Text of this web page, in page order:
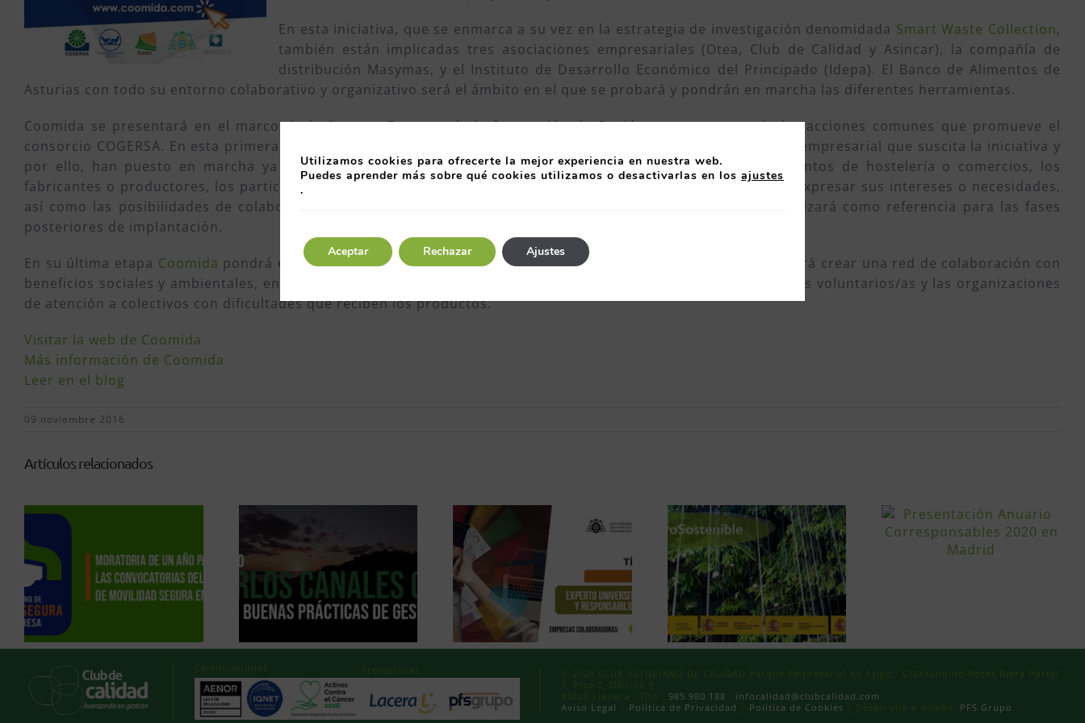
En esta iniciativa, que se enmarca a su vez en la estrategia de investigación denomidada Smart Waste Collection,
también están implicadas tres asociaciones empresariales (Otea, Club de Calidad y Asincar), la compañía de
distribución Masymas, y el Instituto de Desarrollo Económico del Principado (Idepa). El Banco de Alimentos de
Asturias con todo su entorno colaborativo y organizativo será el ámbito en el que se probará y pondrán en marcha las diferentes herramientas.
Coomida se presentará en el marco de la Semana Europea de la Prevención de Residuos, como parte de las acciones comunes que promueve el
consorcio COGERSA. En esta primera etapa de desarrollo los promotores pretenden sondear el interés social y empresarial que suscita la iniciativa y
por ello, han puesto en marcha ya la web de referencia (coomida.com) donde los gestores de establecimientos de hostelería o comercios, los
fabricantes o productores, los particulares y las entidades de atención social pueden rellenar un formulario y expresar sus intereses o necesidades,
así como las posibilidades de colaboración que ven en Coomida. Este primer estudio de opinión
se utilizará como referencia para las fases
posteriores de implantación.
En su última etapa Coomida pondrá en marcha una aplicación para dispositivos móviles gracias a la cual se podrá crear una red de colaboración con
beneficios sociales y ambientales, en la cual estarán conectados los donantes, el Banco de Alimentos local, los/as voluntarios/as y las organizaciones
de atención a colectivos con dificultades que reciben los productos.
Visitar la web de Coomida
Más información de Coomida
Leer en el blog
09 noviembre 2016
Artículos relacionados
Certificaciones Promotores
© 2026 CLUB ASTURIANO DE CALIDAD Parque Empresarial de Asipo · C/Secundino Roces Riera Portal
1, Piso 2, Oficina 3
33428 Llanera · Tlfn.:985 980 188
infocalidad@clubcalidad.com
Aviso Legal
Política de Privacidad Política de Cookies | Desarrollo y diseño: PFS Grupo
Utilizamos cookies para ofrecerte la mejor experiencia en nuestra web.
Puedes aprender más sobre qué cookies utilizamos o desactivarlas en los ajustes
.
Aceptar Rechazar Ajustes